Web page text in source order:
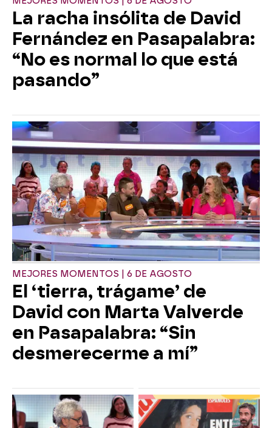
La racha insólita de David
Fernández en Pasapalabra:
“No es normal lo que está
pasando”
MEJORES MOMENTOS | 6 DE AGOSTO
El ‘tierra, trágame’ de
David con Marta Valverde
en Pasapalabra: “Sin
desmerecerme a mí”